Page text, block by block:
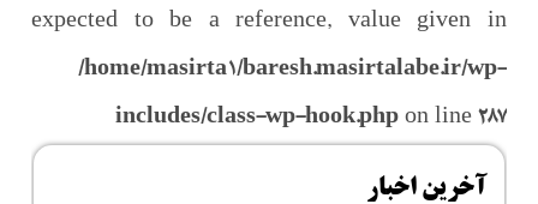
expected to be a reference, value given in
/home/masirta1/baresh.masirtalabe.ir/wp-
includes/class-wp-hook.phpon line 287
آخرین اخبار